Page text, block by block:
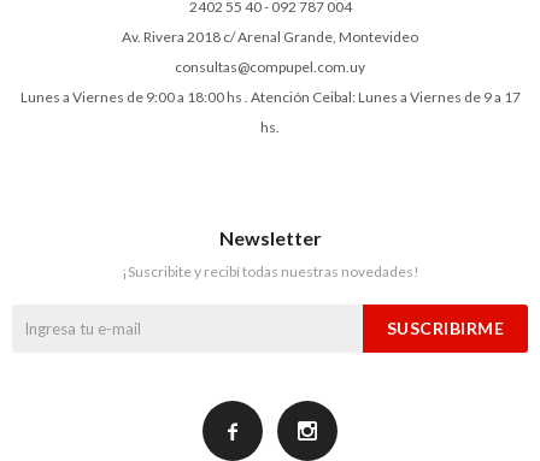
2402 55 40 - 092 787 004
Av. Rivera 2018 c/ Arenal Grande, Montevideo
consultas@compupel.com.uy
Lunes a Viernes de 9:00 a 18:00 hs . Atención Ceibal: Lunes a Viernes de 9 a 17
hs.
Newsletter
¡Suscribite y recibí todas nuestras novedades!
SUSCRIBIRME
 